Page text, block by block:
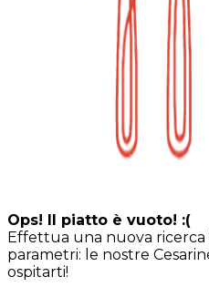
Ops! Il piatto è vuoto! :(
Effettua una nuova
parametri: le nostre
ospitarti!